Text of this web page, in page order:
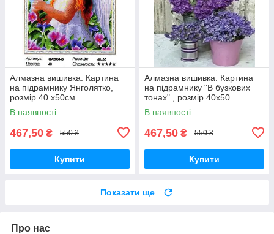
Алмазна вишивка. Картина
на підрамнику Янголятко,
розмір 40 x50см
В наявності
467,50 ₴ 550 ₴
Купити
Алмазна вишивка. Картина
на підрамнику "В бузкових
тонах" , розмір 40х50
В наявності
467,50 ₴ 550 ₴
Купити
Показати ще
Про нас